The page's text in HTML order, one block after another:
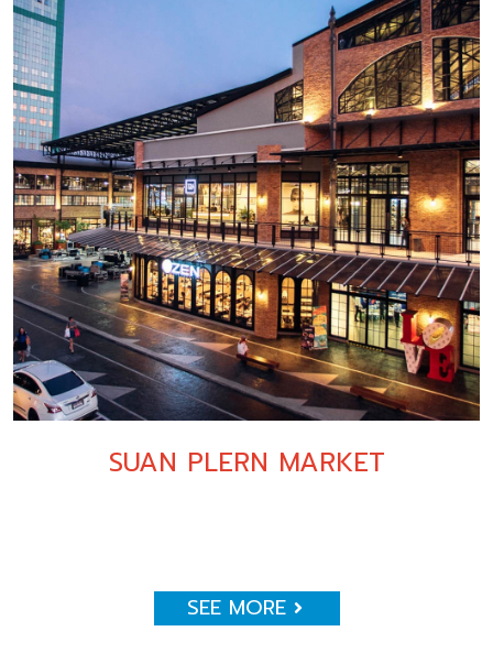
SUAN PLERN MARKET
SEE MORE